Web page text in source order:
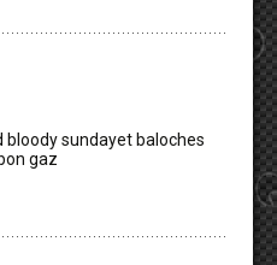
sundayet baloches
gaz